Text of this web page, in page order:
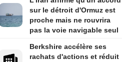
Information
sur le détroit d'Ormuz est
proche mais ne rouvrira
pas la voie navigable seul
Berkshire accélère ses
rachats d'actions et réduit